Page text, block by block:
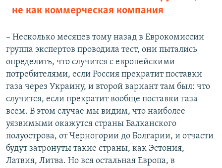
не как коммерческая компания
– Несколько месяцев тому назад в Еврокомиссии
группа экспертов проводила тест, они пытались
определить, что случится с европейскими
потребителями, если Россия прекратит поставки
газа через Украину, и второй вариант там был: что
случится, если прекратит вообще поставки газа
всем. В этом случае мы видим, что наиболее
уязвимыми окажутся страны Балканского
полуострова, от Черногории до Болгарии, и отчасти
будут затронуты такие страны, как Эстония,
Латвия, Литва. Но вся остальная Европа, в